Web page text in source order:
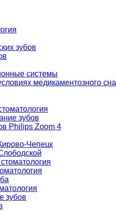
зубов
системы
медикаментозного сна
зубов
Philips Zoom 4
Чепецк
зубов